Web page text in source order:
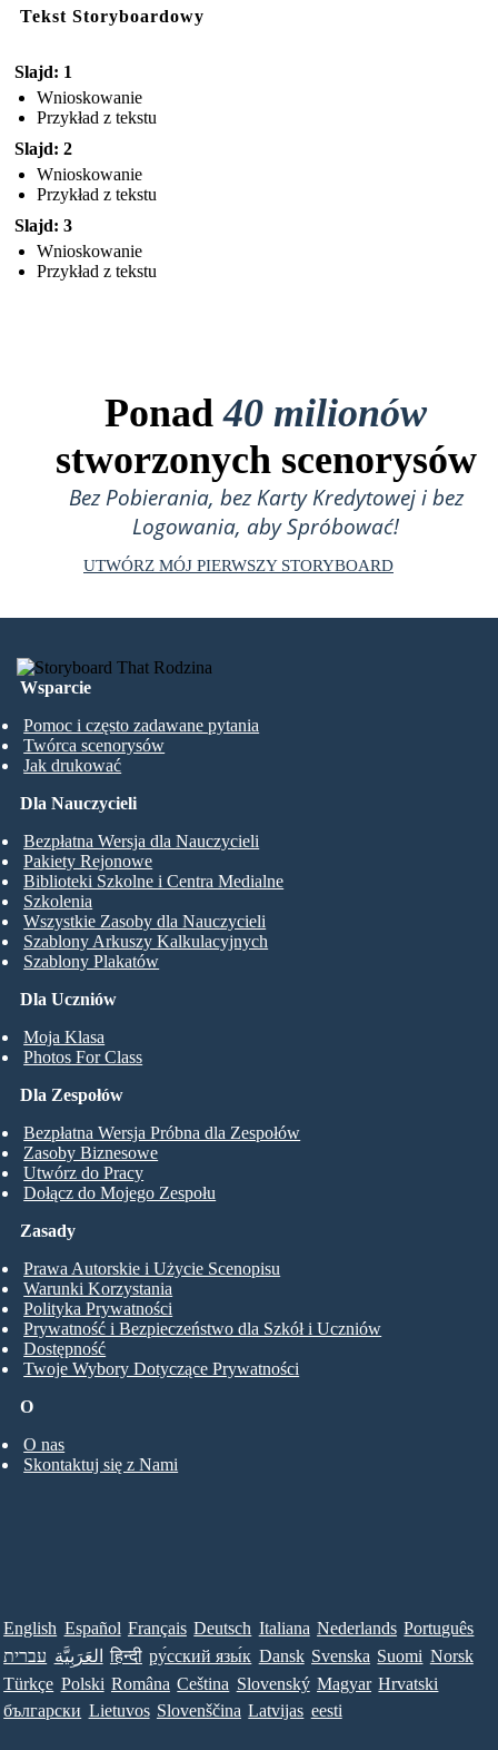
Tekst Storyboardowy
Slajd: 1
Wnioskowanie
Przykład z tekstu
Slajd: 2
Wnioskowanie
Przykład z tekstu
Slajd: 3
Wnioskowanie
Przykład z tekstu
Ponad40 milionów
stworzonych scenorysów
Bez Pobierania, bez Karty Kredytowej i bez
Logowania, aby Spróbować!
UTWÓRZ MÓJ PIERWSZY STORYBOARD
Wsparcie
Pomoc i często zadawane pytania
Twórca scenorysów
Jak drukować
Dla Uczniów
Moja Klasa
Photos For Class
Dla Nauczycieli
Bezpłatna Wersja dla Nauczycieli
Pakiety Rejonowe
Biblioteki Szkolne i Centra Medialne
Szkolenia
Wszystkie Zasoby dla Nauczycieli
Szablony Arkuszy Kalkulacyjnych
Szablony Plakatów
Dla Zespołów
Bezpłatna Wersja Próbna dla Zespołów
Zasoby Biznesowe
Utwórz do Pracy
Dołącz do Mojego Zespołu
O
O nas
Skontaktuj się z Nami
Zasady
Prawa Autorskie i Użycie Scenopisu
Warunki Korzystania
Polityka Prywatności
Prywatność i Bezpieczeństwo dla Szkół i Uczniów
Dostępność
Twoje Wybory Dotyczące Prywatności
English Español Français Deutsch Italiana Nederlands Português
עברית العَرَبِيَّة हिन्दी ру́сский язы́к Dansk Svenska Suomi Norsk
Türkçe Polski Româna Ceština Slovenský Magyar Hrvatski
български Lietuvos Slovenščina Latvijas eesti